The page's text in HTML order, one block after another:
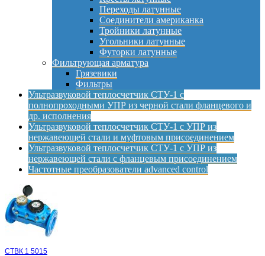
Переходы латунные
Соединители американка
Тройники латунные
Угольники латунные
Футорки латунные
Фильтрующая арматура
Грязевики
Фильтры
Ультразвуковой теплосчетчик СТУ-1 с
полнопроходными УПР из черной стали фланцевого и
др. исполнения
Ультразвуковой теплосчетчик СТУ-1 с УПР из
нержавеющей стали и муфтовым присоединением
Ультразвуковой теплосчетчик СТУ-1 с УПР из
нержавеющей стали с фланцевым присоединением
Частотные преобразователи advanced control
СТВК 1 5015